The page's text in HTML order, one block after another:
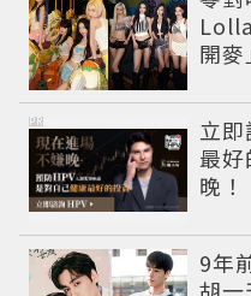
開
立
最
晚！
PR
9年